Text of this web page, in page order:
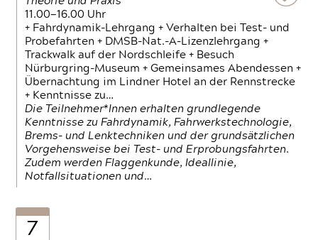
11.00—16.00 Uhr
+ Fahrdynamik-Lehrgang + Verhalten bei Test- und
Probefahrten + DMSB-Nat.-A-Lizenzlehrgang +
Trackwalk auf der Nordschleife + Besuch
Nürburgring-Museum + Gemeinsames Abendessen +
Übernachtung im Lindner Hotel an der Rennstrecke
+ Kenntnisse zu…
Die Teilnehmer*Innen erhalten grundlegende
Kenntnisse zu Fahrdynamik, Fahrwerkstechnologie,
Brems- und Lenktechniken und der grundsätzlichen
Vorgehensweise bei Test- und Erprobungsfahrten.
Zudem werden Flaggenkunde, Ideallinie,
Notfallsituationen und…
7